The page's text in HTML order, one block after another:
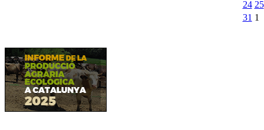
24 25
31 1